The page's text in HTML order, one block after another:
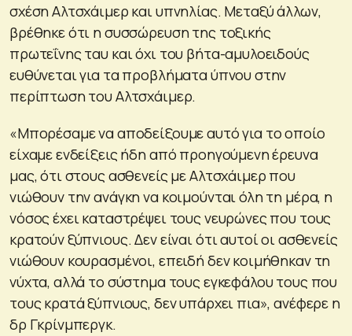
σχέση Αλτσχάιμερ και υπνηλίας. Μεταξύ άλλων,
βρέθηκε ότι η συσσώρευση της τοξικής
πρωτεΐνης ταυ και όχι του βήτα-αμυλοειδούς
ευθύνεται για τα προβλήματα ύπνου στην
περίπτωση του Αλτσχάιμερ.
«Μπορέσαμε να αποδείξουμε αυτό για το οποίο
είχαμε ενδείξεις ήδη από προηγούμενη έρευνα
μας, ότι στους ασθενείς με Αλτσχάιμερ που
νιώθουν την ανάγκη να κοιμούνται όλη τη μέρα, η
νόσος έχει καταστρέψει τους νευρώνες που τους
κρατούν ξύπνιους. Δεν είναι ότι αυτοί οι ασθενείς
νιώθουν κουρασμένοι, επειδή δεν κοιμήθηκαν τη
νύχτα, αλλά το σύστημα τους εγκεφάλου τους που
τους κρατά ξύπνιους, δεν υπάρχει πια», ανέφερε η
δρ Γκρίνμπεργκ.